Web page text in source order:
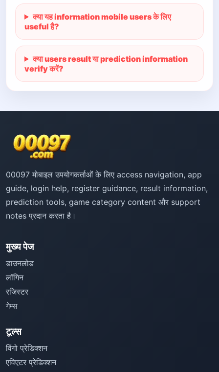
क्या यह information mobile users के लिए
useful है?
क्या users result या prediction information
verify करें?
00097 मोबाइल उपयोगकर्ताओं के लिए access navigation, app
guide, login help, register guidance, result information,
prediction tools, game category content और support
notes प्रदान करता है।
मुख्य पेज
डाउनलोड
लॉगिन
रजिस्टर
गेम्स
टूल्स
विंगो प्रेडिक्शन
एविएटर प्रेडिक्शन